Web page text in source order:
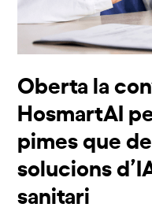
Oberta la
HosmartAI
pimes que
solucions
sanitari